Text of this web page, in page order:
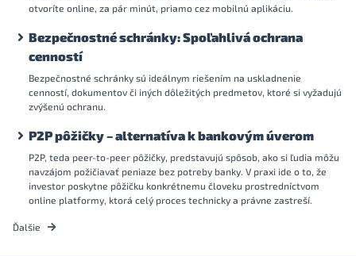
otvoríte online, za pár minút, priamo cez mobilnú aplikáciu.
Bezpečnostné schránky: Spoľahlivá ochrana
cenností
Bezpečnostné schránky sú ideálnym riešením na uskladnenie
cenností, dokumentov či iných dôležitých predmetov, ktoré si vyžadujú
zvýšenú ochranu.
P2P pôžičky – alternatíva k bankovým úverom
P2P, teda peer-to-peer pôžičky, predstavujú spôsob, ako si ľudia môžu
navzájom požičiavať peniaze bez potreby banky. V praxi ide o to, že
investor poskytne pôžičku konkrétnemu človeku prostredníctvom
online platformy, ktorá celý proces technicky a právne zastreší.
Ďalšie